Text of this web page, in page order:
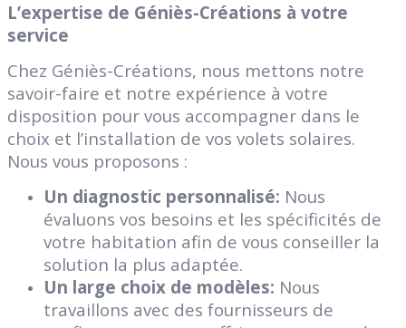
L’expertise de Géniès-Créations à votre
service
Chez Géniès-Créations, nous mettons notre
savoir-faire et notre expérience à votre
disposition pour vous accompagner dans le
choix et l’installation de vos volets solaires.
Nous vous proposons :
Un diagnostic personnalisé: Nous
évaluons vos besoins et les spécificités de
votre habitation afin de vous conseiller la
solution la plus adaptée.
Un large choix de modèles: Nous
travaillons avec des fournisseurs de